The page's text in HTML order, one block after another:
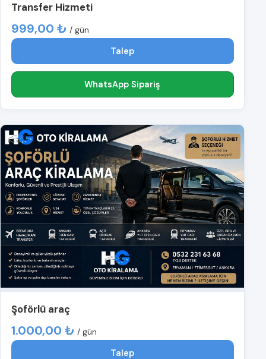
Transfer Hizmeti
999,00 ₺ / gün
Talep
WhatsApp Sipariş
Şoförlü araç
1.000,00 ₺ / gün
Talep